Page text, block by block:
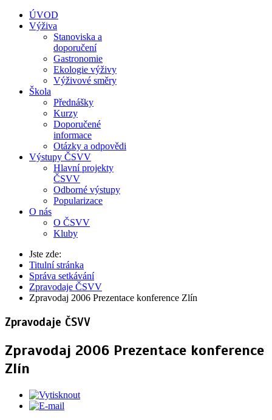
ÚVOD
Výživa
Stanoviska a
doporučení
Gastronomie
Ekologie výživy
Výživové směry
Škola
Přednášky
Kurzy
Doporučené
informace
Otázky a odpovědi
Výstupy ČSVV
Hlavní projekty
ČSVV
Odborné výstupy
Popularizace
O nás
O ČSVV
Kluby
Jste zde:
Titulní stránka
Správa setkávání
Zpravodaje ČSVV
Zpravodaj 2006 Prezentace konference Zlín
Zpravodaje ČSVV
Zpravodaj 2006 Prezentace konference
Zlín